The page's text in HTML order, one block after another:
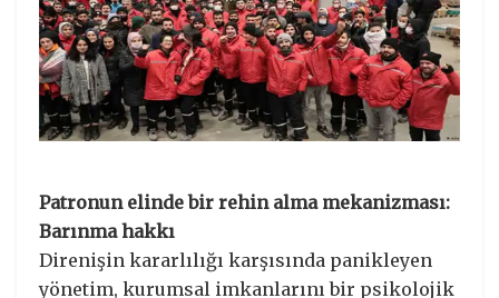
Patronun elinde bir rehin alma mekanizması:
Barınma hakkı
​Direnişin kararlılığı karşısında panikleyen
yönetim, kurumsal imkanlarını bir psikolojik